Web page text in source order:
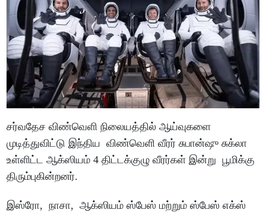
சர்வதேச விண்வெளி நிலையத்தில் ஆய்வுகளை
முடித்துவிட்டு இந்திய விண்வெளி வீரர் சுபான்ஷு சுக்லா
உள்ளிட்ட ஆக்ஸியம் 4 திட்டக்குழு வீரர்கள் இன்று பூமிக்கு
திரும்புகின்றனர்.
இஸ்ரோ, நாசா, ஆக்ஸியம் ஸ்பேஸ் மற்றும் ஸ்பேஸ் எக்ஸ்